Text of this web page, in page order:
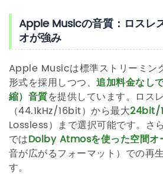
Apple Musicの音質：ロスレ
オが強み
Apple Musicは標準ストリーミン
形式を採用しつつ、追加料金なし
縮）音質を提供しています。ロス
（44.1kHz/16bit）から最大24bit/
Lossless）まで選択可能です。さ
ではDolby Atmosを使った空間オ
音が広がるフォーマット）での再
す。